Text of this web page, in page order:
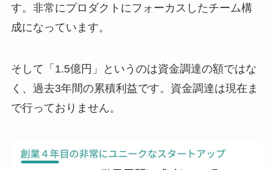
す。非常にプロダクトにフォーカスしたチーム構
成になっています。
そして「1.5億円」というのは資金調達の額ではな
く、過去3年間の累積利益です。資金調達は現在ま
で行っておりません。